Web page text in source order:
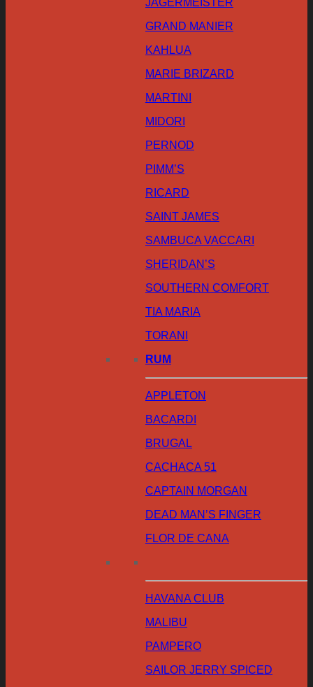
JAGERMEISTER
GRAND MANIER
KAHLUA
MARIE BRIZARD
MARTINI
MIDORI
PERNOD
PIMM’S
RICARD
SAINT JAMES
SAMBUCA VACCARI
SHERIDAN’S
SOUTHERN COMFORT
TIA MARIA
TORANI
RUM
APPLETON
BACARDI
BRUGAL
CACHACA 51
CAPTAIN MORGAN
DEAD MAN’S FINGER
FLOR DE CANA
HAVANA CLUB
MALIBU
PAMPERO
SAILOR JERRY SPICED